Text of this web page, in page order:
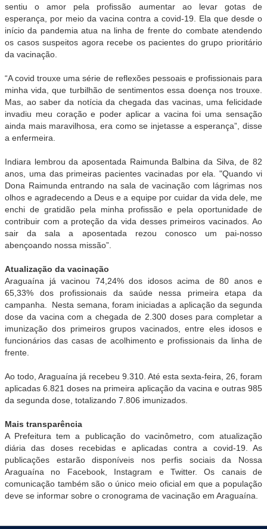
sentiu o amor pela profissão aumentar ao levar gotas de
esperança, por meio da vacina contra a covid-19. Ela que desde o
início da pandemia atua na linha de frente do combate atendendo
os casos suspeitos agora recebe os pacientes do grupo prioritário
da vacinação.
“A covid trouxe uma série de reflexões pessoais e profissionais para
minha vida, que turbilhão de sentimentos essa doença nos trouxe.
Mas, ao saber da notícia da chegada das vacinas, uma felicidade
invadiu meu coração e poder aplicar a vacina foi uma sensação
ainda mais maravilhosa, era como se injetasse a esperança”, disse
a enfermeira.
Indiara lembrou da aposentada Raimunda Balbina da Silva, de 82
anos, uma das primeiras pacientes vacinadas por ela. "Quando vi
Dona Raimunda entrando na sala de vacinação com lágrimas nos
olhos e agradecendo a Deus e a equipe por cuidar da vida dele, me
enchi de gratidão pela minha profissão e pela oportunidade de
contribuir com a proteção da vida desses primeiros vacinados. Ao
sair da sala a aposentada rezou conosco um pai-nosso
abençoando nossa missão”.
Atualização da vacinação
Araguaína já vacinou 74,24% dos idosos acima de 80 anos e
65,33% dos profissionais da saúde nessa primeira etapa da
campanha. Nesta semana, foram iniciadas a aplicação da segunda
dose da vacina com a chegada de 2.300 doses para completar a
imunização dos primeiros grupos vacinados, entre eles idosos e
funcionários das casas de acolhimento e profissionais da linha de
frente.
Ao todo, Araguaína já recebeu 9.310. Até esta sexta-feira, 26, foram
aplicadas 6.821 doses na primeira aplicação da vacina e outras 985
da segunda dose, totalizando 7.806 imunizados.
Mais transparência
A Prefeitura tem a publicação do vacinômetro, com atualização
diária das doses recebidas e aplicadas contra a covid-19. As
publicações estarão disponíveis nos perfis sociais da Nossa
Araguaína no Facebook, Instagram e Twitter. Os canais de
comunicação também são o único meio oficial em que a população
deve se informar sobre o cronograma de vacinação em Araguaína.